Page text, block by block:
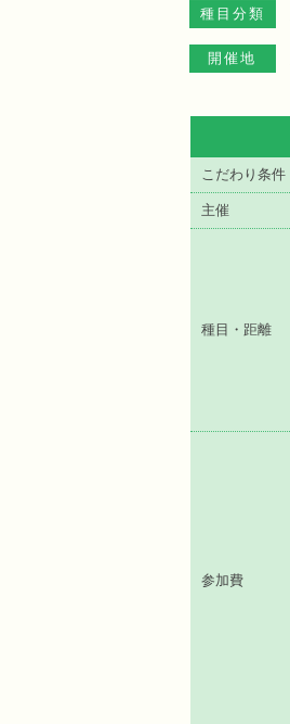
種目分類
開催地
こだわり条件
主催
種目・距離
参加費